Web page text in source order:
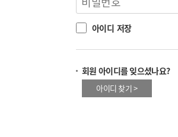
아이디 저장
회원 아이디를 잊으셨나요?
아이디 찾기 >